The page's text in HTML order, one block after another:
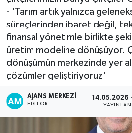
- 'Tarım artık yalnızca
süreçlerinden ibaret değil,
finansal yönetimle birlikte
üretim modeline dönüşüyor.
dönüşümün merkezinde yer
çözümler geliştiriyoruz'
AJANS MERKEZI
EDITÖR
14.05.2026